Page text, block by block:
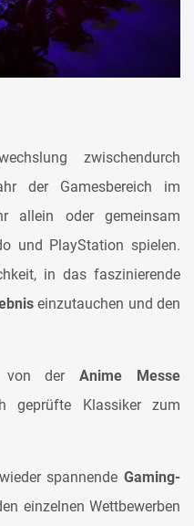
zwischendurch
der Gamesbereich im
allein oder gemeinsam
und PlayStation spielen.
in das faszinierende
einzutauchen und den
von derAnime Messe
geprüfte Klassiker zum
spannende Gaming-
einzelnen Wettbewerben